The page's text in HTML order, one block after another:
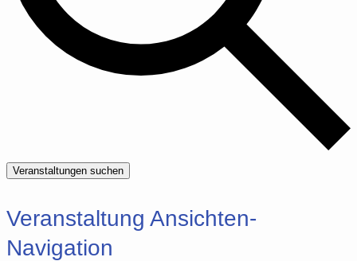
Veranstaltungen suchen
Veranstaltung Ansichten-
Navigation